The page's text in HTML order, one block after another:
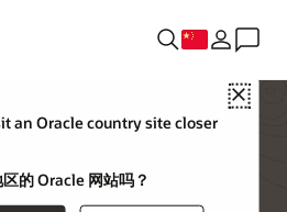
Close
an Oracle country site closer
的 Oracle 网站吗？
for non-Oracle